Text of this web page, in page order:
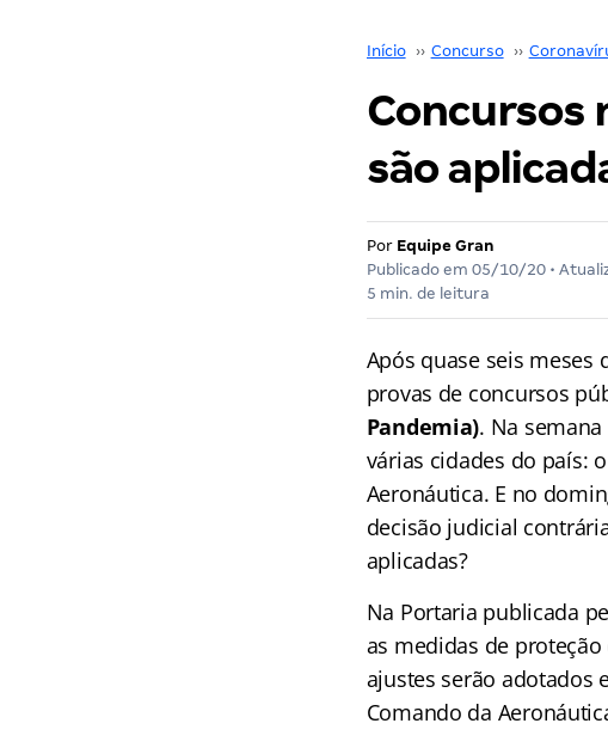
Início ›› Concurso ››
Concursos
são
Por Equipe Gran
Publicado em 05/10/20•
5 min. de leitura
Após quase seis meses
provas de concursos
Pandemia). Na
várias cidades do país:
Aeronáutica. E no
decisão judicial
aplicadas?
Na Portaria publicada
as medidas de
ajustes serão adotados
Comando da